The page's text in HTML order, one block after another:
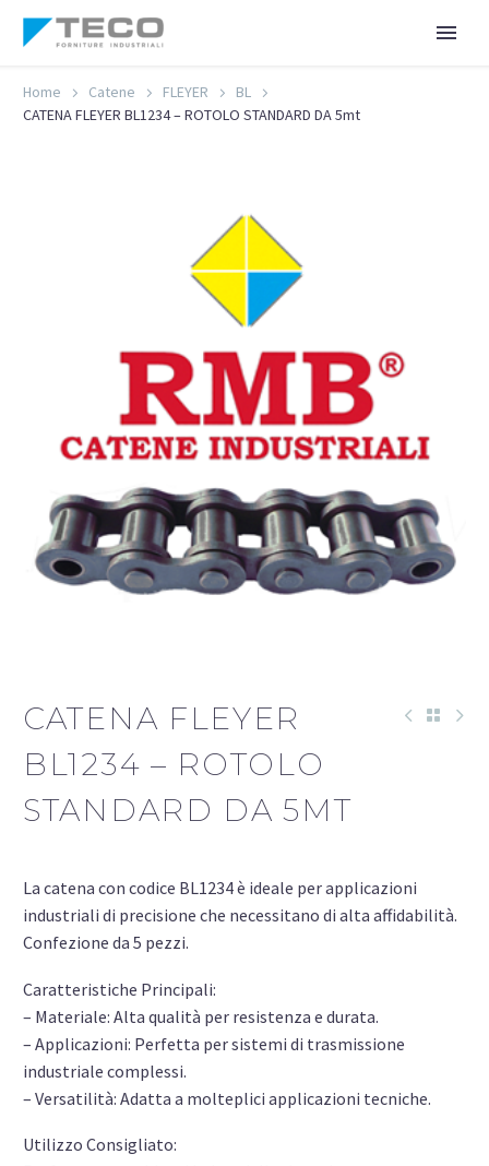
Home Catene FLEYER
BL
CATENA FLEYER BL1234 – ROTOLO STANDARD DA 5mt
CATENA FLEYER
BL1234 – ROTOLO
STANDARD DA 5MT
La catena con codice BL1234 è ideale per applicazioni
industriali di precisione che necessitano di alta affidabilità.
Confezione da 5 pezzi.
Caratteristiche Principali:
– Materiale: Alta qualità per resistenza e durata.
– Applicazioni: Perfetta per sistemi di trasmissione
industriale complessi.
– Versatilità: Adatta a molteplici applicazioni tecniche.
Utilizzo Consigliato: